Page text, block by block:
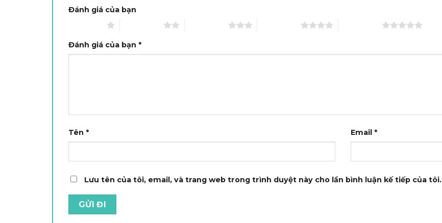
Đánh giá của bạn
Đánh giá của bạn *
Tên * Email *
Lưu tên của tôi, email, và trang web trong trình duyệt này cho lần bình luận kế tiếp của tôi.